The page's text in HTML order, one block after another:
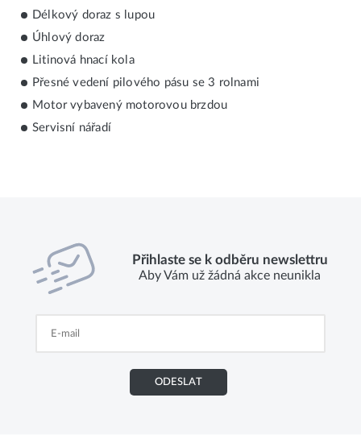
Délkový doraz s lupou
Úhlový doraz
Litinová hnací kola
Přesné vedení pilového pásu se 3 rolnami
Motor vybavený motorovou brzdou
Servisní nářadí
Přihlaste se k odběru newslettru
Aby Vám už žádná akce neunikla
ODESLAT